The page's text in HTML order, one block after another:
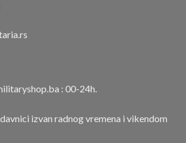
: 00-24h.
izvan radnog vremena i vikendom